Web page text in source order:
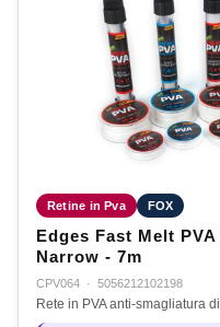
Retine in Pva FOX
Edges Fast Melt
Narrow - 7m
CPV064 · 5056212102198
Rete in PVA anti-smagliatura